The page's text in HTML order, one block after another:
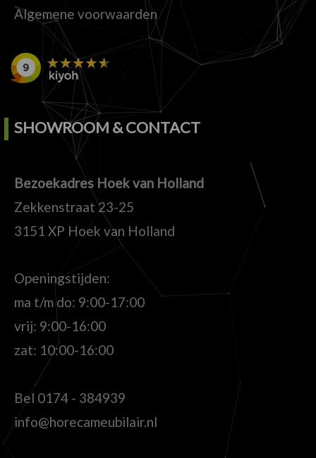
Algemene voorwaarden
SHOWROOM & CONTACT
Bezoekadres Hoek van Holland
Zekkenstraat 23-25
3151 XP Hoek van Holland
Openingstijden:
ma t/m do: 9:00-17:00
vrij: 9:00-16:00
zat: 10:00-16:00
Bel 0174 - 384939
info@horecameubilair.nl